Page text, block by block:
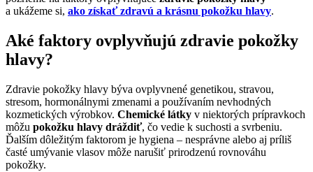
a ukážeme si, ako získať zdravú a krásnu pokožku hlavy.
Aké faktory ovplyvňujú zdravie pokožky
hlavy?
Zdravie pokožky hlavy býva ovplyvnené genetikou, stravou,
stresom, hormonálnymi zmenami a používaním nevhodných
kozmetických výrobkov. Chemické látky v niektorých prípravkoch
môžu pokožku hlavy dráždiť, čo vedie k suchosti a svrbeniu.
Ďalším dôležitým faktorom je hygiena – nesprávne alebo aj príliš
časté umývanie vlasov môže narušiť prirodzenú rovnováhu
pokožky.